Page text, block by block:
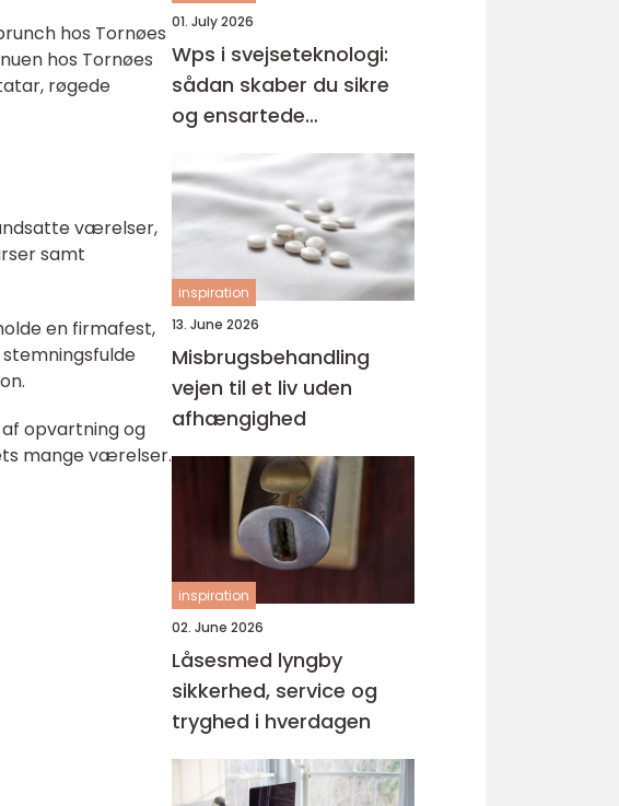
hos Tornøes
hos Tornøes
røgede
værelser,
samt
en firmafest,
opvartning og
mange værelser.
01. July 2026
Wps i svejseteknologi:
sådan skaber du sikre
og ensartede
inspiration
13. June 2026
Misbrugsbehandling
vejen til et liv uden
afhængighed
inspiration
02. June 2026
Låsesmed lyngby
sikkerhed, service og
tryghed i hverdagen